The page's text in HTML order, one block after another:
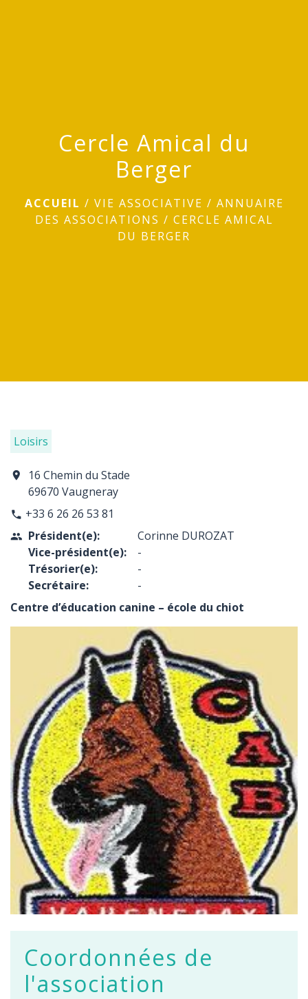
Cercle Amical du
Berger
ACCUEIL / VIE ASSOCIATIVE / ANNUAIRE
DES ASSOCIATIONS / CERCLE AMICAL
DU BERGER
Loisirs
location_on
16 Chemin du Stade
69670 Vaugneray
phone +33 6 26 26 53 81
people Président(e):
Vice-président(e):
Trésorier(e):
Secrétaire:
Corinne DUROZAT
-
-
-
Centre d’éducation canine – école du chiot
Coordonnées de
l'association